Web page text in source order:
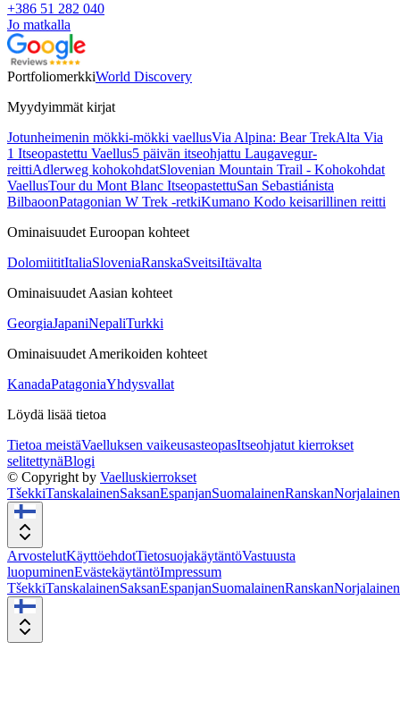
+386 51 282 040
Jo matkalla
PortfoliomerkkiWorld Discovery
Myydyimmät kirjat
Jotunheimenin mökki-mökki vaellusVia Alpina: Bear TrekAlta Via
1 Itseopastettu Vaellus5 päivän itseohjattu Laugavegur-
reittiAdlerweg kohokohdatSlovenian Mountain Trail - Kohokohdat
VaellusTour du Mont Blanc ItseopastettuSan Sebastiánista
BilbaoonPatagonian W Trek -retkiKumano Kodo keisarillinen reitti
Ominaisuudet Euroopan kohteet
DolomiititItaliaSloveniaRanskaSveitsiItävalta
Ominaisuudet Aasian kohteet
GeorgiaJapaniNepaliTurkki
Ominaisuudet Amerikoiden kohteet
KanadaPatagoniaYhdysvallat
Löydä lisää tietoa
Tietoa meistäVaelluksen vaikeusasteopasItseohjatut kierrokset
selitettynäBlogi
© Copyright by Vaelluskierrokset
TšekkiTanskalainenSaksanEspanjanSuomalainenRanskanNorjalainen
ArvostelutKäyttöehdotTietosuojakäytäntöVastuusta
luopuminenEvästekäytäntöImpressum
TšekkiTanskalainenSaksanEspanjanSuomalainenRanskanNorjalainen